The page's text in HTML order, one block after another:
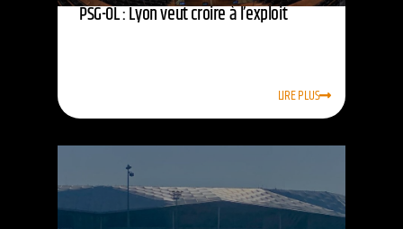
PSG-OL : Lyon veut croire à l’exploit
LIRE PLUS